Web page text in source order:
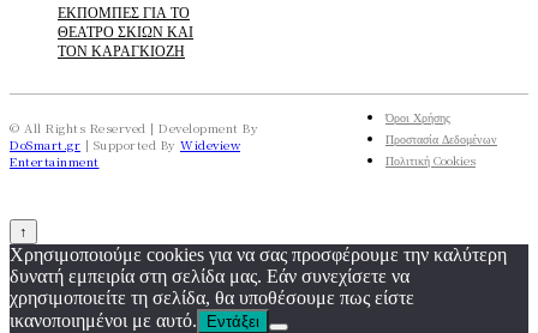
ΕΚΠΟΜΠΕΣ ΓΙΑ ΤΟ
ΘΕΑΤΡΟ ΣΚΙΩΝ ΚΑΙ
ΤΟΝ ΚΑΡΑΓΚΙΟΖΗ
© All Rights Reserved | Development By
DoSmart.gr | Supported By Wideview
Entertainment
Όροι Χρήσης
Προστασία Δεδομένων
Πολιτική Cookies
↑
Χρησιμοποιούμε cookies για να σας προσφέρουμε την καλύτερη
δυνατή εμπειρία στη σελίδα μας. Εάν συνεχίσετε να
χρησιμοποιείτε τη σελίδα, θα υποθέσουμε πως είστε
ικανοποιημένοι με αυτό.
Εντάξει